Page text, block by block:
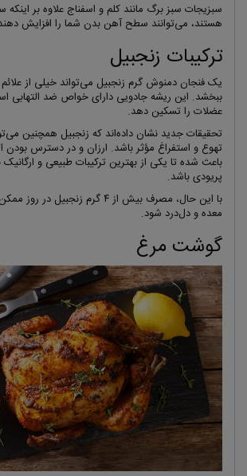
سبزیجات سبز برگ‌ مانند کلم و اسفناج علاوه بر اینکه
هستند، می‌توانند سطح آهن بدن شما را افزایش
ترکیبات زنجبیل
یک فنجان دمنوش گرم زنجبیل می‌تواند خیلی از علائم
ببخشد. این ریشه جادویی دارای خواص ضد التهابی
عضلات را تسکین دهد.
تحقیقات جدید نشان داده‌اند که زنجبیل همچنین
تهوع و استفراغ مؤثر باشد. ارزان و در دسترس بودن
باعث شده تا یکی از بهترین ترکیبات طبیعی و
پریودی باشد.
با این حال، مصرف بیش از ۴ گرم
معده و دل‌درد شود.
گوشت مرغ